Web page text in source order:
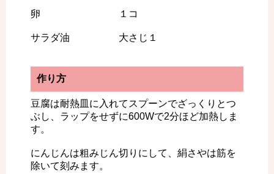
卵 １コ
サラダ油 大さじ１
作り方
豆腐は耐熱皿に入れてスプーンでざっくりとつ
ぶし、ラップをせずに600Wで2分ほど加熱しま
す。
にんじんは粗みじん切りにして、絹さやは筋を
除いて刻みます。